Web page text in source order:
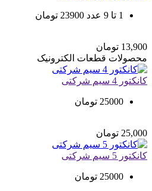
1 تا 9 عدد 23900 تومان
13,900 تومان
محصولات قطعات الکترونیک
کانکتور 4 سیم شرکتی
25000 تومان
25,000 تومان
کانکتور 5 سیم شرکتی
25000 تومان